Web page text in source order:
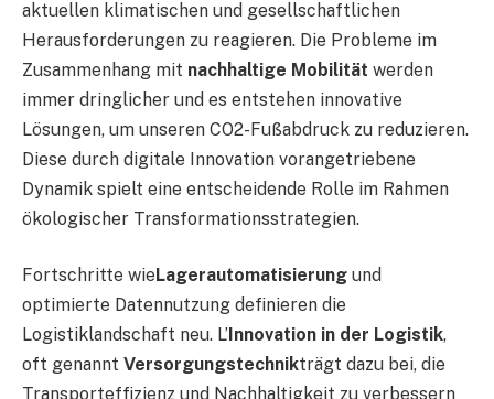
aktuellen klimatischen und gesellschaftlichen
Herausforderungen zu reagieren. Die Probleme im
Zusammenhang mit nachhaltige Mobilität werden
immer dringlicher und es entstehen innovative
Lösungen, um unseren CO2-Fußabdruck zu reduzieren.
Diese durch digitale Innovation vorangetriebene
Dynamik spielt eine entscheidende Rolle im Rahmen
ökologischer Transformationsstrategien.
Fortschritte wie Lagerautomatisierung und
optimierte Datennutzung definieren die
Logistiklandschaft neu. L’ Innovation in der Logistik,
oft genannt Versorgungstechnikträgt dazu bei, die
Transporteffizienz und Nachhaltigkeit zu verbessern